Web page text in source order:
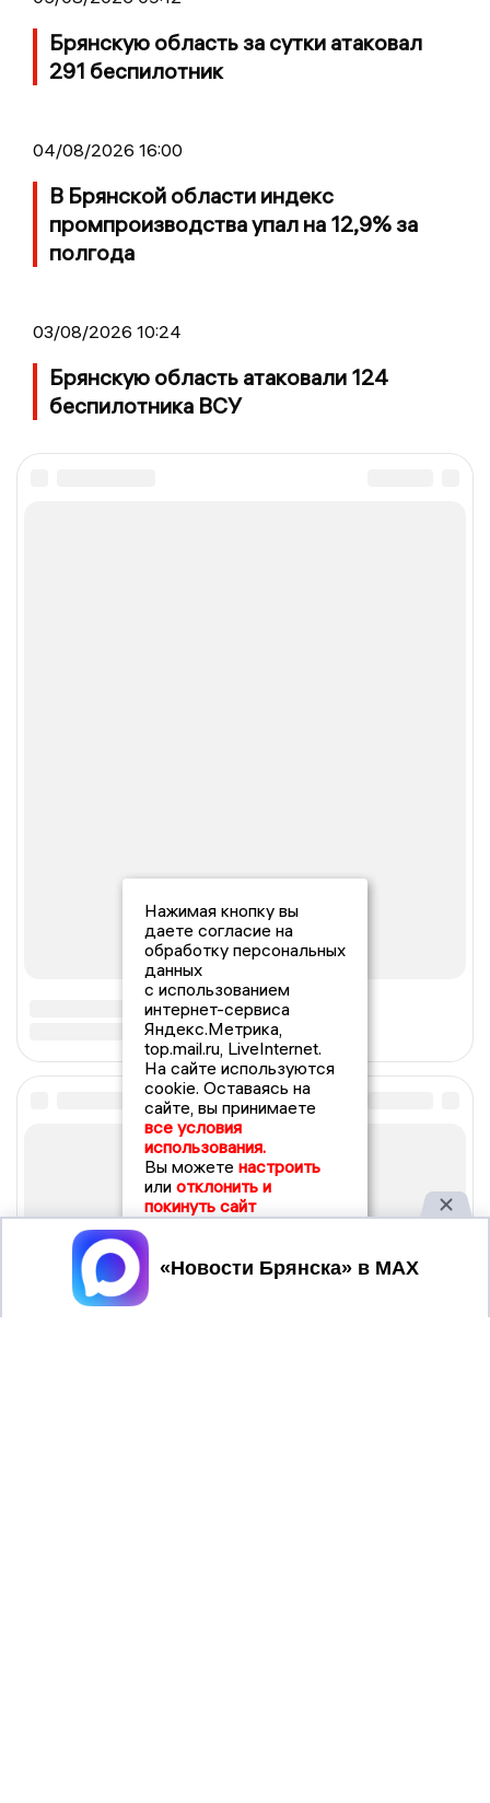
Брянскую область за сутки атаковал
291 беспилотник
04/08/2026 16:00
В Брянской области индекс
промпроизводства упал на 12,9% за
полгода
03/08/2026 10:24
Брянскую область атаковали 124
беспилотника ВСУ
Нажимая кнопку вы
даете согласие на
обработку персональных
данных
с использованием
интернет-сервиса
Яндекс.Метрика,
top.mail.ru, LiveInternet.
На сайте используются
cookie. Оставаясь на
сайте, вы принимаете
все условия
использования.
Вы можете настроить
или отклонить и
покинуть сайт
Принять